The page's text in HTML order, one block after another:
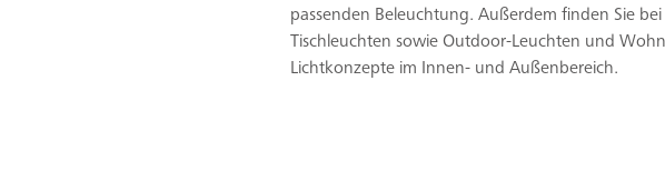
passenden Beleuchtung. Außerdem finden Sie
Tischleuchten sowie Outdoor-Leuchten und
Lichtkonzepte im Innen- und Außenbereich.